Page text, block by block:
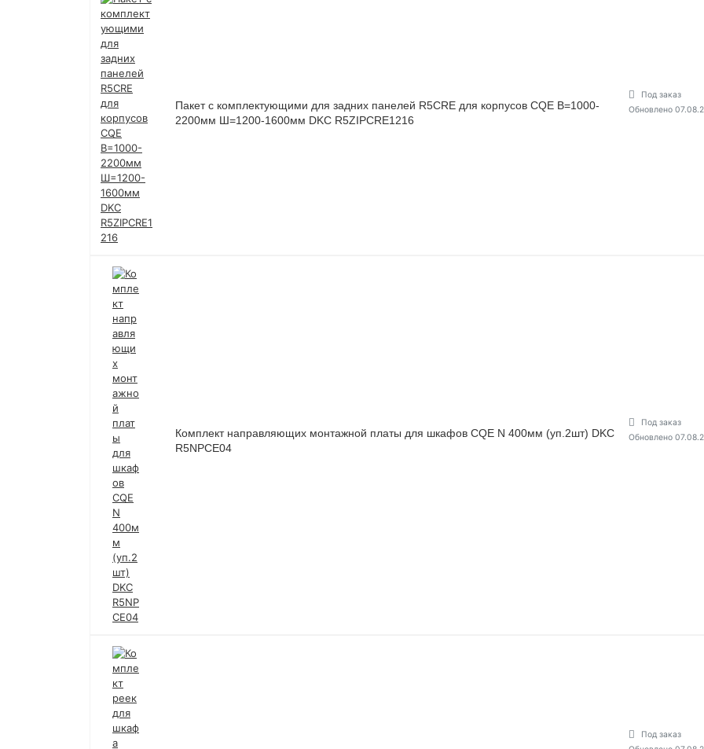
Пакет с комплектующими для задних панелей R5CRE для корпусов CQE В=1000-
2200мм Ш=1200-1600мм DKC R5ZIPCRE1216
Под заказ
Обновлено
Комплект направляющих монтажной платы для шкафов CQE N 400мм (уп.2шт) DKC
R5NPCE04
Под заказ
Обновлено
Под заказ